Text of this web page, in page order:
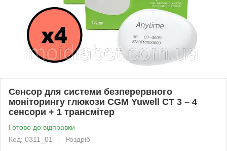
Сенсор для системи безперервного
моніторингу глюкози CGM Yuwell CT 3 – 4
сенсори + 1 трансмітер
Готово до відправки
Код: 0311_01
Роздріб